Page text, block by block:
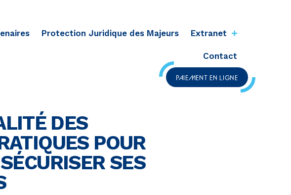
Protection Juridique des Majeurs Extranet
Contact
PAIEMENT EN LIGNE
DES
POUR
SES